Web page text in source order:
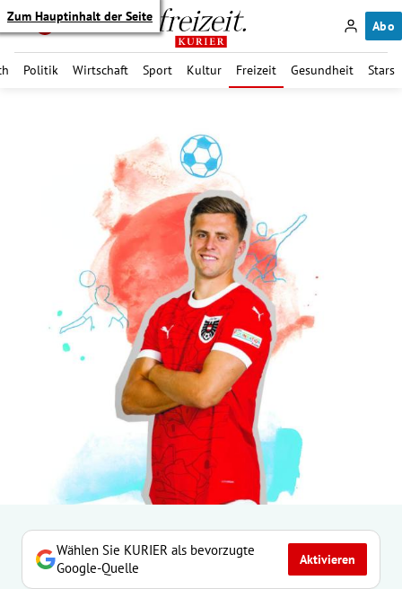
Zum Hauptinhalt der Seite
Abo
Politik Wirtschaft Sport Kultur Freizeit Gesundheit Stars
Untermenü
Untermenü
UntermenüWählen Sie KURIER als bevorzugte
Google-Quelle
Aktivieren